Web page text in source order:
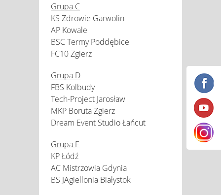
Grupa C
KS Zdrowie Garwolin
AP Kowale
BSC Termy Poddębice
FC10 Zgierz
Grupa D
FBS Kolbudy
Tech-Project Jarosław
MKP Boruta Zgierz
Dream Event Studio Łańcut
Grupa E
KP Łódź
AC Mistrzowia Gdynia
BS JAgiellonia Białystok